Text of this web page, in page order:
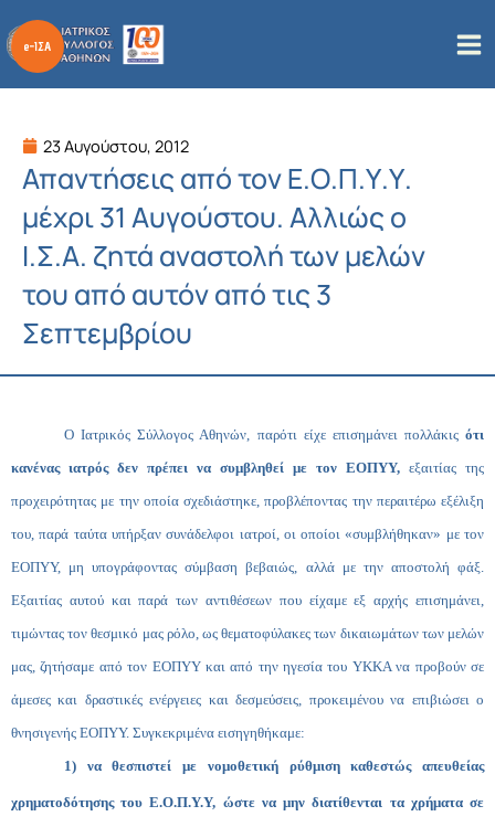
στο
περιεχόμενο
23 Αυγούστου, 2012
Απαντήσεις από τον Ε.Ο.Π.Υ.Υ.
μέχρι 31 Αυγούστου. Αλλιώς ο
Ι.Σ.Α. ζητά αναστολή των μελών
του από αυτόν από τις 3
Σεπτεμβρίου
Ο Ιατρικός Σύλλογος Αθηνών, παρότι είχε επισημάνει πολλάκις ότι
κανένας ιατρός δεν πρέπει να συμβληθεί με τον ΕΟΠΥΥ, εξαιτίας της
προχειρότητας με την οποία σχεδιάστηκε, προβλέποντας την περαιτέρω εξέλιξη
του, παρά ταύτα υπήρξαν συνάδελφοι ιατροί, οι οποίοι «συμβλήθηκαν» με τον
ΕΟΠΥΥ, μη υπογράφοντας σύμβαση βεβαιώς, αλλά με την αποστολή φάξ.
Εξαιτίας αυτού και παρά των αντιθέσεων που είχαμε εξ αρχής επισημάνει,
τιμώντας τον θεσμικό μας ρόλο, ως θεματοφύλακες των δικαιωμάτων των μελών
μας, ζητήσαμε από τον ΕΟΠΥΥ και από την ηγεσία του ΥΚΚΑ να προβούν σε
άμεσες και δραστικές ενέργειες και δεσμεύσεις, προκειμένου να επιβιώσει ο
θνησιγενής ΕΟΠΥΥ. Συγκεκριμένα εισηγηθήκαμε:
1)
να θεσπιστεί με νομοθετική ρύθμιση καθεστώς απευθείας
χρηματοδότησης του Ε.Ο.Π.Υ.Υ, ώστε να μην διατίθενται τα χρήματα σε